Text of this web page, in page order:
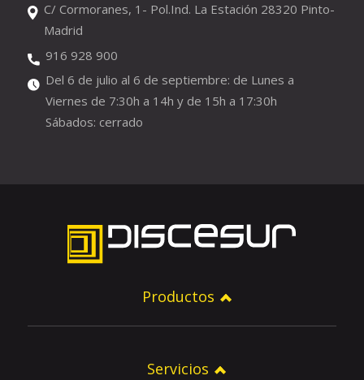
C/ Cormoranes, 1- Pol.Ind. La Estación 28320 Pinto-
Madrid
916 928 900
Del 6 de julio al 6 de septiembre: de Lunes a
Viernes de 7:30h a 14h y de 15h a 17:30h
Sábados: cerrado
Productos
Servicios